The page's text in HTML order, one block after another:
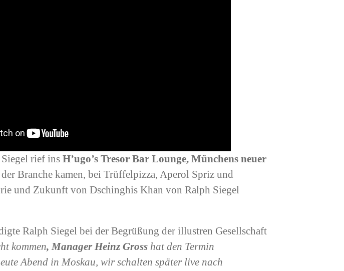
rief ins H’ugo’s Tresor Bar Lounge, Münchens neuer
Branche kamen, bei Trüffelpizza, Aperol Spriz und
und Zukunft von Dschinghis Khan von Ralph Siegel
Ralph Siegel bei der Begrüßung der illustren Gesellschaft
kommen, Manager Heinz Gross hat den Termin
Abend in Moskau, wir schalten später live nach